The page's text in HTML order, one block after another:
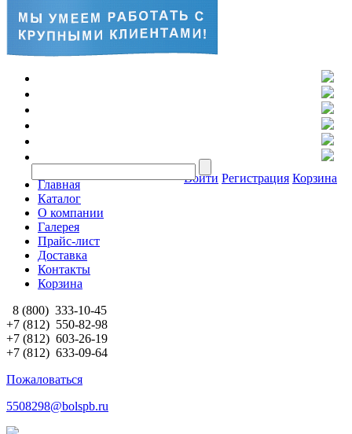
Войти Регистрация Корзина
Главная
Каталог
О компании
Галерея
Прайс-лист
Доставка
Контакты
Корзина
8 (800) 333-10-45
+7 (812) 550-82-98
+7 (812) 603-26-19
+7 (812) 633-09-64
Пожаловаться
5508298@bolspb.ru